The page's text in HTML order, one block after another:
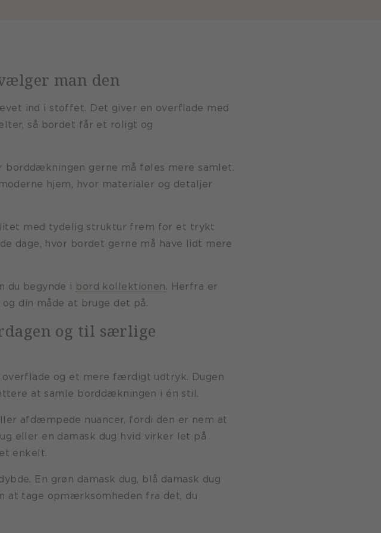
man den
ind i stoffet. Det giver en overflade med
så bordet får et roligt og
borddækningen gerne må føles mere samlet.
hjem, hvor materialer og detaljer
med tydelig struktur frem for et trykt
dage, hvor bordet gerne må have lidt mere
du begynde i bord kollektionen . Herfra er
din måde at bruge det på.
og til særlige
overflade og et mere færdigt udtryk. Dugen
at samle borddækningen i én stil.
afdæmpede nuancer, fordi den er nem at
eller en damask dug hvid virker let på
enkelt.
En grøn damask dug, blå damask dug
at tage opmærksomheden fra det, du